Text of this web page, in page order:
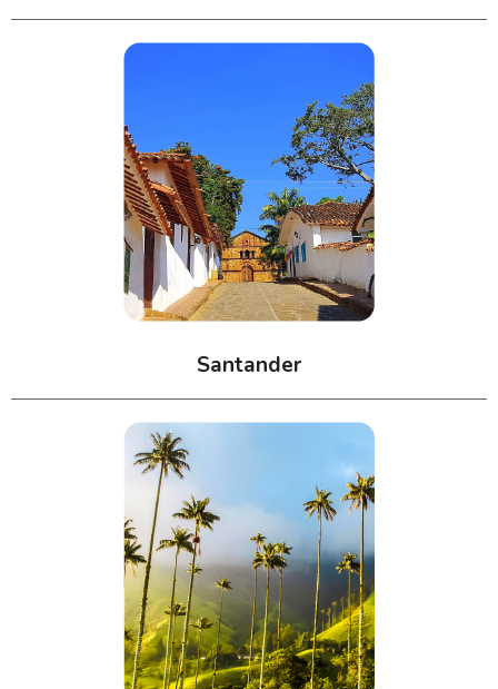
Santander